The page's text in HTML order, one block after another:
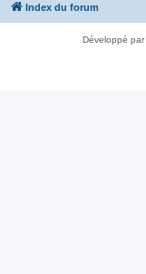
Index du forum
Développé par